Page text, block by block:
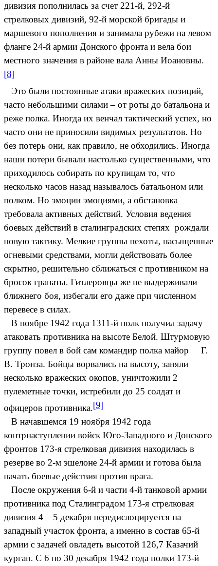
дивизия пополнилась за счет 221-й, 292-й
стрелковых дивизий, 92-й морской бригады и
маршевого пополнения и занимала рубежи на левом
фланге 24-й армии Донского фронта и вела бои
местного значения в районе вала Анны Иоановны.
[8]
Это были постоянные атаки вражеских позиций,
часто небольшими силами – от роты до батальона и
реже полка. Иногда их венчал тактический успех, но
часто они не приносили видимых результатов. Но
без потерь они, как правило, не обходились. Иногда
наши потери бывали настолько существенными, что
приходилось собирать по крупицам то, что
несколько часов назад называлось батальоном или
полком. Но эмоции эмоциями, а обстановка
требовала активных действий. Условия ведения
боевых действий в сталинградских степях рождали
новую тактику. Мелкие группы пехоты, насыщенные
огневыми средствами, могли действовать более
скрытно, решительно сближаться с противником на
бросок гранаты. Гитлеровцы же не выдерживали
ближнего боя, избегали его даже при численном
перевесе в силах.
В ноябре 1942 года 1311-й полк получил задачу
атаковать противника на высоте Белой. Штурмовую
группу повел в бой сам командир полка майор Г.
В. Тронза. Бойцы ворвались на высоту, заняли
несколько вражеских окопов, уничтожили 2
пулеметные точки, истребили до 25 солдат и
офицеров противника.[9]
В начавшемся 19 ноября 1942 года
контрнаступлении войск Юго-Западного и Донского
фронтов 173-я стрелковая дивизия находилась в
резерве во 2-м эшелоне 24-й армии и готова была
начать боевые действия против врага.
После окружения 6-й и части 4-й танковой армии
противника под Сталинградом 173-я стрелковая
дивизия 4 – 5 декабря передислоцируется на
западный участок фронта, а именно в состав 65-й
армии с задачей овладеть высотой 126,7 Казачий
курган. С 6 по 30 декабря 1942 года полки 173-й